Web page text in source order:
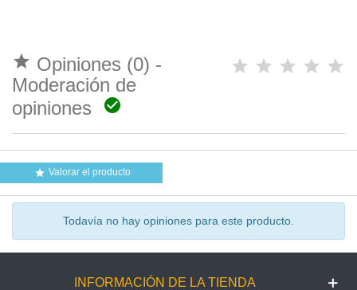
 Opiniones (0) -
Moderación de
opiniones

 Valorar el producto
Todavía no hay opiniones para este producto.
INFORMACIÓN DE LA TIENDA